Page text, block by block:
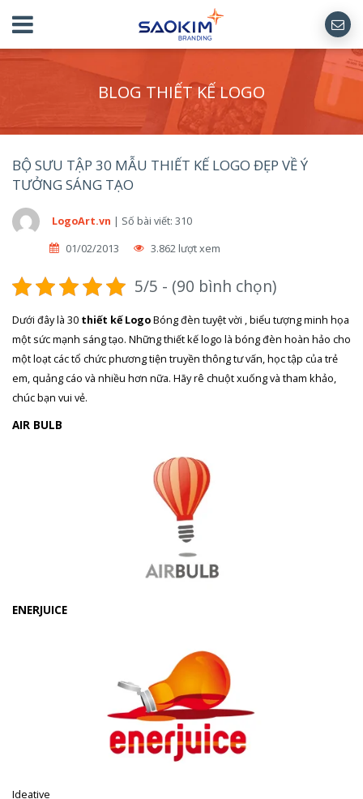
BLOG THIẾT KẾ LOGO
BỘ SƯU TẬP 30 MẪU THIẾT KẾ LOGO ĐẸP VỀ Ý
TƯỞNG SÁNG TẠO
LogoArt.vn | Số bài viết: 310
01/02/2013
3.862 lượt xem
5/5 - (90 bình chọn)
Dưới đây là 30 thiết kế LogoBóng đèn tuyệt vời , biểu tượng minh họa
một sức mạnh sáng tạo. Những thiết kế logo là bóng đèn hoàn hảo cho
một loạt các tổ chức phương tiện truyền thông tư vấn, học tập của trẻ
em, quảng cáo và nhiều hơn nữa. Hãy rê chuột xuống và tham khảo,
chúc bạn vui vẻ.
AIR BULB
ENERJUICE
Ideative